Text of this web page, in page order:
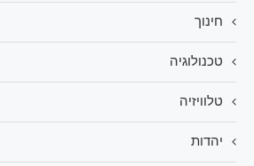
חינוך
טכנולוגיה
טלוויזיה
יהדות